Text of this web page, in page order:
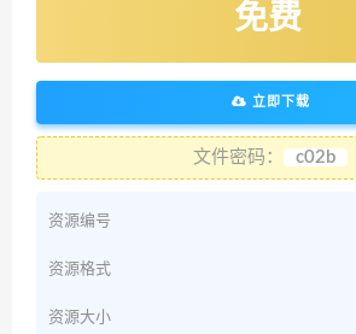
免费
立即下载
文件密码： c02b
资源编号
资源格式
资源大小